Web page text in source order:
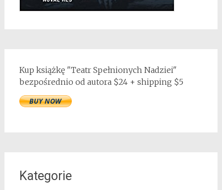
Kup książkę "Teatr Spełnionych Nadziei"
bezpośrednio od autora $24 + shipping $5
Kategorie